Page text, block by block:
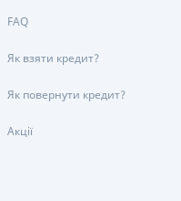
FAQ
Як взяти кредит?
Як повернути кредит?
Акції